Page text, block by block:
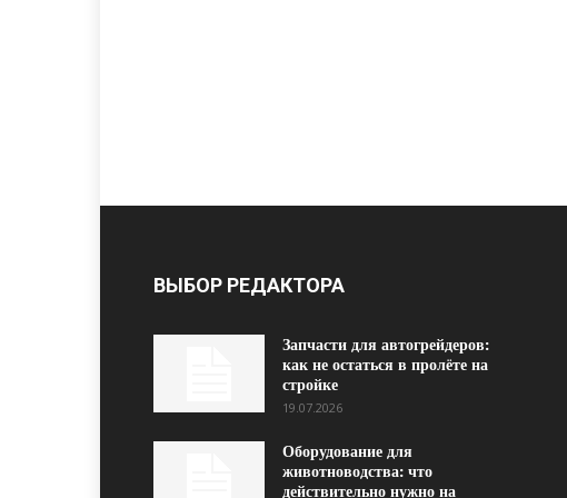
ВЫБОР РЕДАКТОРА
Запчасти для автогрейдеров:
как не остаться в пролёте на
стройке
19.07.2026
Оборудование для
животноводства: что
действительно нужно на